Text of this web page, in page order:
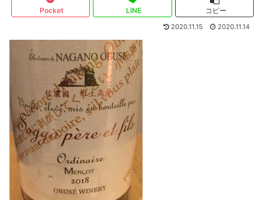
Pocket LINE コピー
2020.11.15 2020.11.14